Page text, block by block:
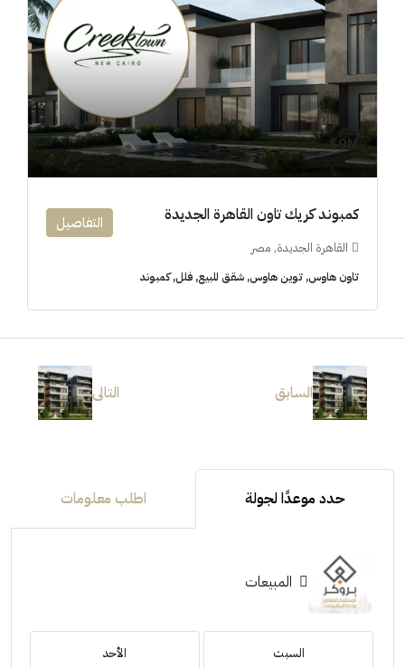
9M$
كمبوند كريك تاون القاهرة الجديدة
القاهرة الجديدة, مصر
تاون هاوس, توين هاوس, شقق للبيع, فلل, كمبوند
التفاصيل
السابق التالى
حدد موعدًا لجولة اطلب معلومات
المبيعات
السبت الأحد